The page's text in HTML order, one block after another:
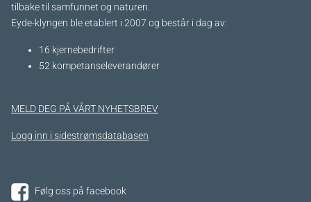
tilbake til samfunnet og naturen.
Eyde-klyngen ble etablert i 2007 og består i dag av:
16 kjernebedrifter​
52 kompetanseleverandører
MELD DEG PÅ VÅRT NYHETSBREV
Logg inn i sidestrømsdatabasen
Følg oss på facebook